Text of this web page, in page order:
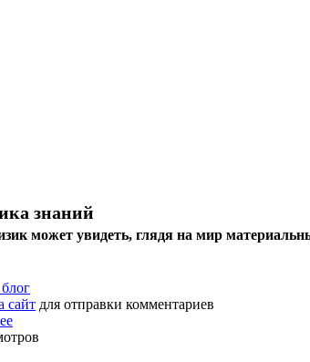
знаний
может увидеть, глядя на мир
сайт для отправки комментариев